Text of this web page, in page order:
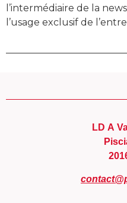
l’intermédiaire de la
l’usage exclusif de
LD A